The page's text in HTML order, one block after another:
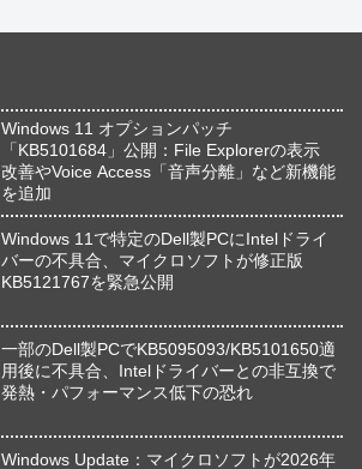
Windows 11 オプションパッチ
「KB5101684」公開：File Explorerの表示
改善やVoice Access「音声分離」など新機能
を追加
Windows 11で特定のDell製PCにIntelドライ
バーの不具合、マイクロソフトが修正版
KB5121767を緊急公開
一部のDell製PCでKB5095093/KB5101650適
用後に不具合、Intelドライバーとの非互換で
発熱・パフォーマンス低下の恐れ
Windows Update：マイクロソフトが2026年